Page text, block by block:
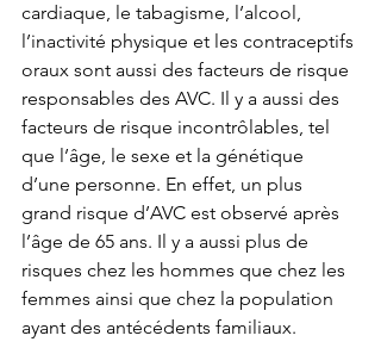
cardiaque, le tabagisme, l’alcool,
l’inactivité physique et les contraceptifs
oraux sont aussi des facteurs de risque
responsables des AVC. Il y a aussi des
facteurs de risque incontrôlables, tel
que l’âge, le sexe et la génétique
d’une personne. En effet, un plus
grand risque d’AVC est observé après
l’âge de 65 ans. Il y a aussi plus de
risques chez les hommes que chez les
femmes ainsi que chez la population
ayant des antécédents familiaux.